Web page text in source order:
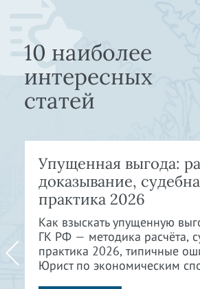
10 наиболее
интересных
статей
Упущенная выгода:
доказывание,
практика 2026
Как взыскать упущенную
ГК РФ — методика расчёта,
практика 2026, типичные
Юрист по экономическим